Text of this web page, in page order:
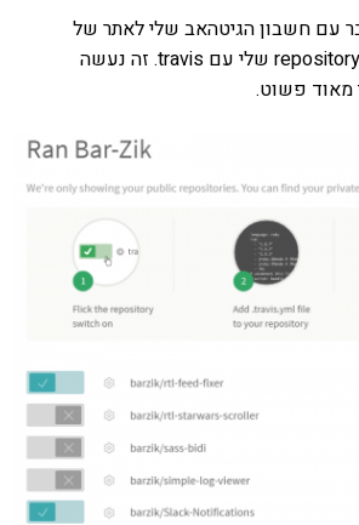
עם חשבון הגיטהאב שלי לאתר של
ולחבר את ה-repository שלי עם travis. זה נעשה
פשוט.